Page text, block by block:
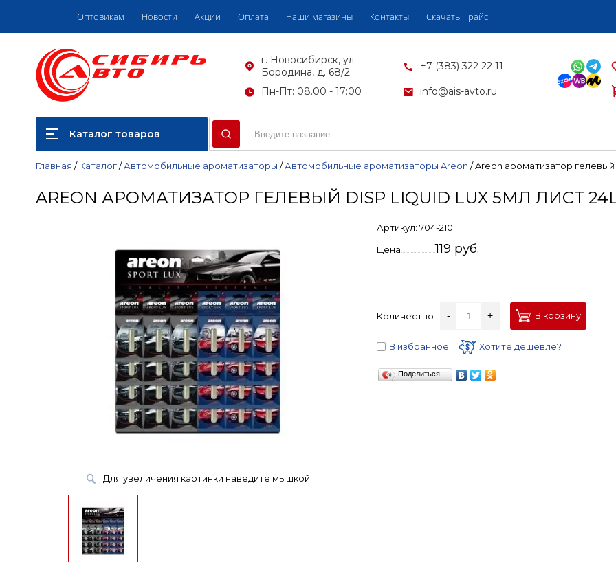
Оптовикам Новости Акции Оплата Наши магазины Контакты Скачать Прайс
г. Новосибирск, ул.
Бородина, д. 68/2
+7 (383) 322 22 11
Пн-Пт: 08.00 - 17:00 info@ais-avto.ru
Каталог товаров
Главная /Каталог/Автомобильные ароматизаторы /Автомобильные ароматизаторы Areon /Areon ароматизатор гелевый
AREON АРОМАТИЗАТОР ГЕЛЕВЫЙ DISP LIQUID LUX 5МЛ ЛИСТ
Для увеличения картинки наведите мышкой
Артикул: 704-210
Цена
119 руб.
Количество - + В корзину
В избранное Хотите дешевле?
Поделиться…